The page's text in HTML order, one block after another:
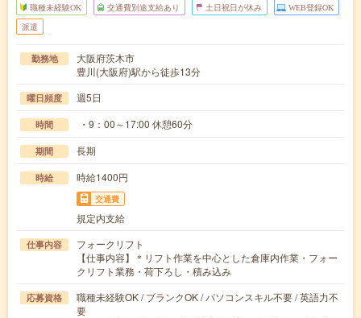
職種未経験OK 交通費別途支給あり 土日祝日が休み WEB登録OK
派遣
勤務地
大阪府茨木市
豊川(大阪府)駅から徒歩13分
曜日頻度 週5日
時間 ・9：00～17:00 休憩60分
期間 長期
時給 時給1400円
交通費
規定内支給
仕事内容
フォークリフト
【仕事内容】＊リフト作業を中心とした倉庫内作業・フォー
クリフト業務・荷下ろし・積み込み
応募資格
職種未経験OK / ブランクOK / パソコンスキル不要 / 英語力不
要